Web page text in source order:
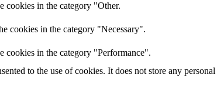
cookies in the category "Other.
cookies in the category "Necessary".
cookies in the category "Performance".
to the use of cookies. It does not store any personal